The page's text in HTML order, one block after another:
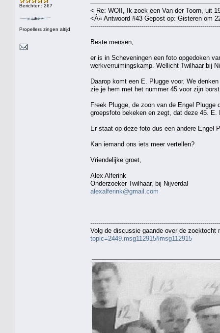
Berichten: 267
Propellers zingen altijd
< Re: WOII, Ik zoek een Van der Toorn, uit
<Â« Antwoord #43 Gepost op: Gisteren om
Beste mensen,
er is in Scheveningen een foto opgedoken
werkverruimingskamp. Wellicht Twilhaar bij
Daarop komt een E. Plugge voor. We
zie je hem met het nummer 45 voor zijn
Freek Plugge, de zoon van de Engel
groepsfoto bekeken en zegt, dat deze 45.
Er staat op deze foto dus een andere Engel
Kan iemand ons iets meer vertellen?
Vriendelijke groet,
Alex Alferink
Onderzoeker Twilhaar, bij Nijverdal
alexalferink@gmail.com
Volg de discussie gaande over de
topic=2449.msg112915#msg112915